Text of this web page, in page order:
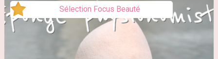
Sélection Focus Beauté